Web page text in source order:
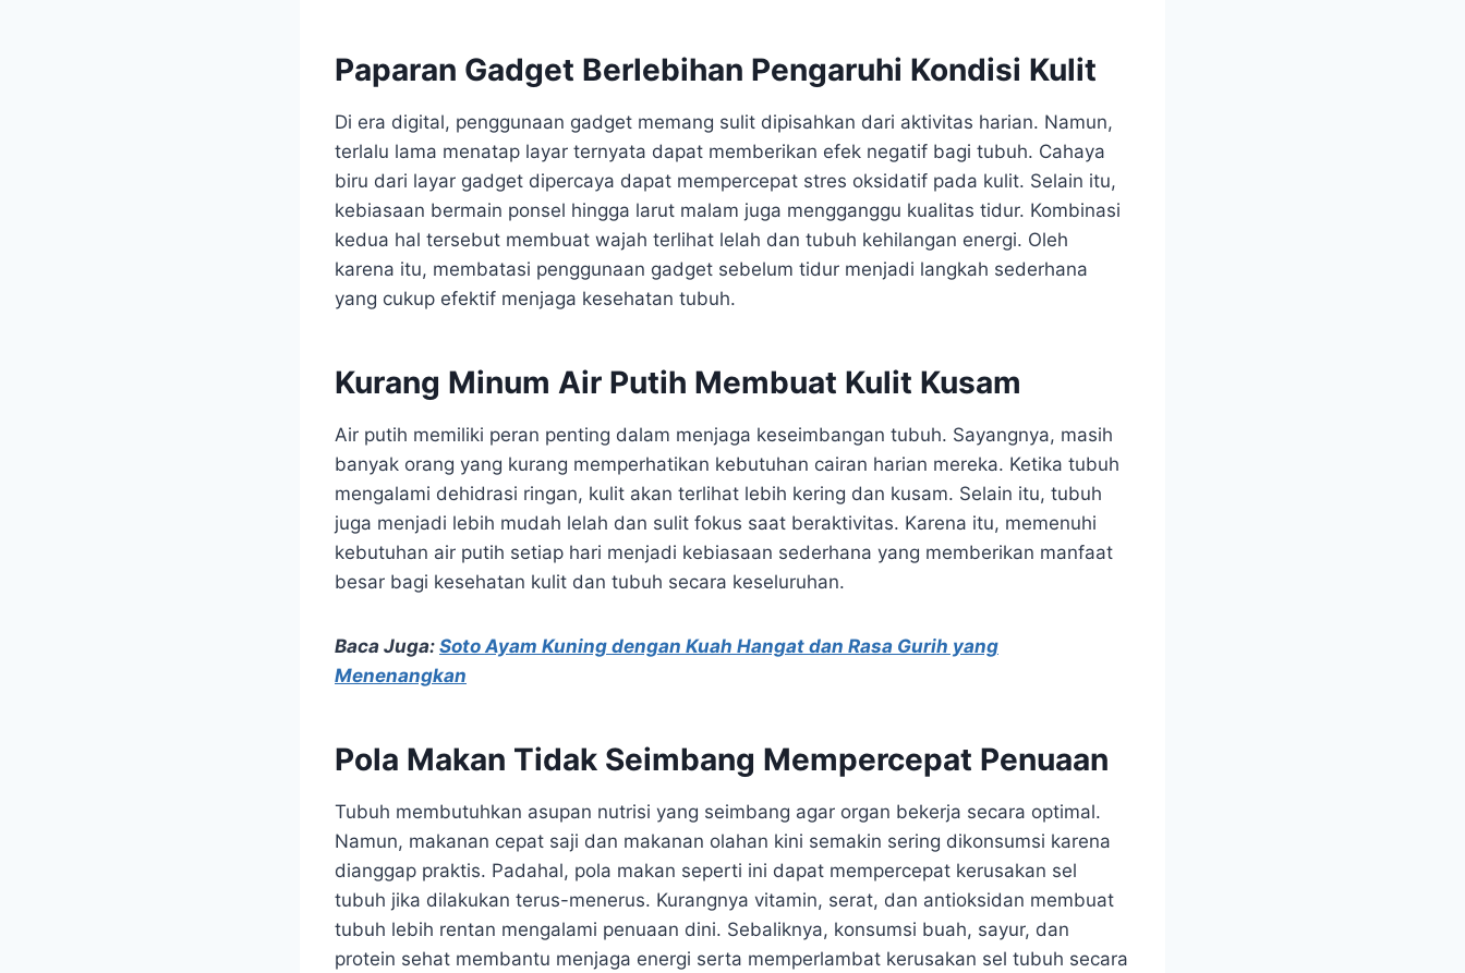
Paparan Gadget Berlebihan Pengaruhi Kondisi Kulit
Di era digital, penggunaan gadget memang sulit dipisahkan dari aktivitas harian. Namun,
terlalu lama menatap layar ternyata dapat memberikan efek negatif bagi tubuh. Cahaya
biru dari layar gadget dipercaya dapat mempercepat stres oksidatif pada kulit. Selain itu,
kebiasaan bermain ponsel hingga larut malam juga mengganggu kualitas tidur. Kombinasi
kedua hal tersebut membuat wajah terlihat lelah dan tubuh kehilangan energi. Oleh
karena itu, membatasi penggunaan gadget sebelum tidur menjadi langkah sederhana
yang cukup efektif menjaga kesehatan tubuh.
Kurang Minum Air Putih Membuat Kulit Kusam
Air putih memiliki peran penting dalam menjaga keseimbangan tubuh. Sayangnya, masih
banyak orang yang kurang memperhatikan kebutuhan cairan harian mereka. Ketika tubuh
mengalami dehidrasi ringan, kulit akan terlihat lebih kering dan kusam. Selain itu, tubuh
juga menjadi lebih mudah lelah dan sulit fokus saat beraktivitas. Karena itu, memenuhi
kebutuhan air putih setiap hari menjadi kebiasaan sederhana yang memberikan manfaat
besar bagi kesehatan kulit dan tubuh secara keseluruhan.
Baca Juga: Soto Ayam Kuning dengan Kuah Hangat dan Rasa Gurih yang
Menenangkan
Pola Makan Tidak Seimbang Mempercepat Penuaan
Tubuh membutuhkan asupan nutrisi yang seimbang agar organ bekerja secara optimal.
Namun, makanan cepat saji dan makanan olahan kini semakin sering dikonsumsi karena
dianggap praktis. Padahal, pola makan seperti ini dapat mempercepat kerusakan sel
tubuh jika dilakukan terus-menerus. Kurangnya vitamin, serat, dan antioksidan membuat
tubuh lebih rentan mengalami penuaan dini. Sebaliknya, konsumsi buah, sayur, dan
protein sehat membantu menjaga energi serta memperlambat kerusakan sel tubuh secara